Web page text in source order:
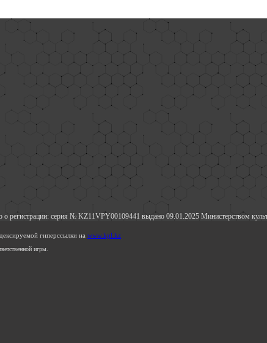
о регистрации: серия № KZ11VPY00109441 выдано 09.01.2025 Министерством
гиперссылки на www.kpl.kz
игры.